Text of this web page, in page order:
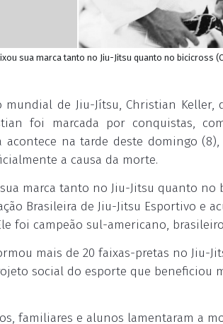
sua marca tanto no Jiu-Jitsu quanto no bicicross
mundial de Jiu-Jítsu, Christian Keller,
foi marcada por conquistas,
na tarde deste domingo
a causa da morte.
marca tanto no Jiu-Jitsu quanto no
Brasileira de Jiu-Jitsu Esportivo e
foi campeão sul-americano,
mais de 20 faixas-pretas no Jiu-
social do esporte que beneficiou
familiares e alunos lamentaram a